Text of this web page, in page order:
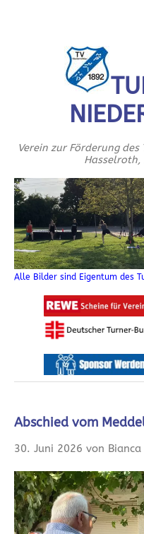
Verein zur Förderung
Alle Bilder sind Eigentum des
Abschied vom
30. Juni 2026 von